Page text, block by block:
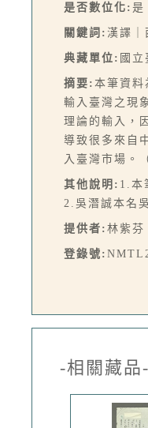
是否數位化: 是
關鍵詞: 漢譯｜
典藏單位: 國
摘要: 本筆資料
輸入臺灣之現
理論的輸入，
導致很多來自
入臺灣市場。
其他說明: 1.本
2.吳潛誠本名
提供者: 林紫芬
登錄號:
-相關藏品-